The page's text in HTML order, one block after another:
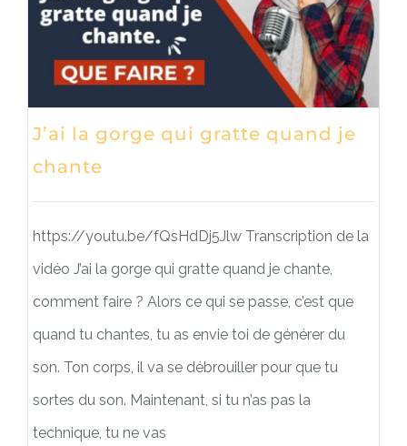
J’ai la gorge qui gratte quand je
chante
https://youtu.be/fQsHdDj5Jlw Transcription de la
vidéo J’ai la gorge qui gratte quand je chante,
comment faire ? Alors ce qui se passe, c’est que
quand tu chantes, tu as envie toi de générer du
son. Ton corps, il va se débrouiller pour que tu
sortes du son. Maintenant, si tu n’as pas la
technique, tu ne vas